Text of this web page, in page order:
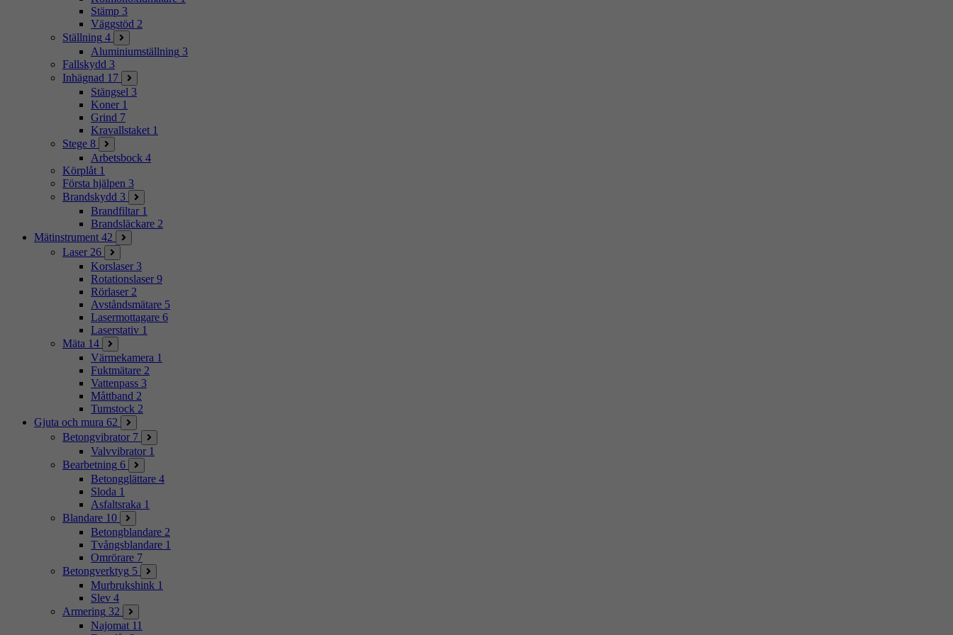
Stämp 3
Väggstöd 2
Ställning 4
Aluminiumställning 3
Fallskydd 3
Inhägnad 17
Stängsel 3
Koner 1
Grind 7
Kravallstaket 1
Stege 8
Arbetsbock 4
Körplåt 1
Första hjälpen 3
Brandskydd 3
Brandfiltar 1
Brandsläckare 2
Mätinstrument 42
Laser 26
Korslaser 3
Rotationslaser 9
Rörlaser 2
Avståndsmätare 5
Lasermottagare 6
Laserstativ 1
Mäta 14
Värmekamera 1
Fuktmätare 2
Vattenpass 3
Måttband 2
Tumstock 2
Gjuta och mura 62
Betongvibrator 7
Valvvibrator 1
Bearbetning 6
Betongglättare 4
Sloda 1
Asfaltsraka 1
Blandare 10
Betongblandare 2
Tvångsblandare 1
Omrörare 7
Betongverktyg 5
Murbrukshink 1
Slev 4
Armering 32
Najomat 11